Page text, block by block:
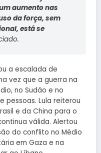
aumento nas
da força, sem
está se
a escalada de
vez que a guerra na
no Sudão e no
pessoas. Lula reiterou
e da China para o
válida. Alertou
do conflito no Médio
em Gaza e na